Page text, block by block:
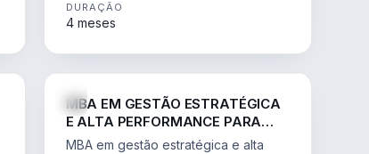
DURAÇÃO
4 meses
MBA EM GESTÃO ESTRATÉGICA
E ALTA PERFORMANCE PARA
ADVOCACIA
MBA em gestão estratégica e alta